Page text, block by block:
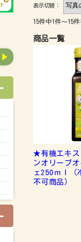
表示切替：
15件中1件～15
商品一覧
★有機エキス
ンオリーブ
ェ250ｍｌ（
不可商品）